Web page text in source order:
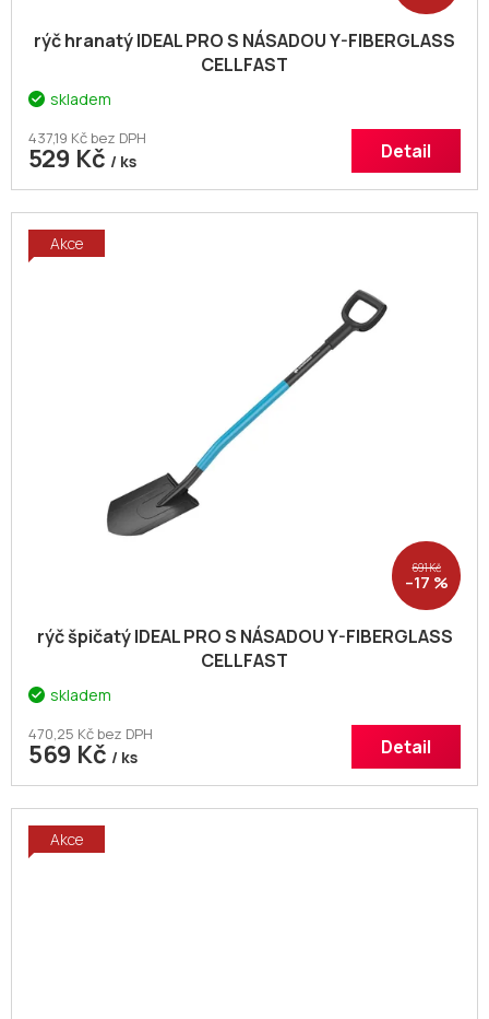
rýč hranatý IDEAL PRO S NÁSADOU Y-FIBERGLASS
CELLFAST
skladem
437,19 Kč bez DPH
529 Kč / ks Detail
Akce
691 Kč
–17 %
rýč špičatý IDEAL PRO S NÁSADOU Y-FIBERGLASS
CELLFAST
skladem
470,25 Kč bez DPH
569 Kč / ks Detail
Akce